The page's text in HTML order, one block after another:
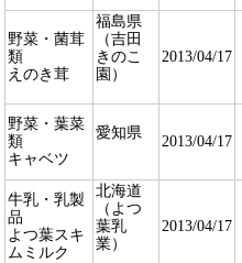
野菜・菌茸
類
えのき茸
福島県
（吉田
きのこ
園）
2013/04/17
野菜・葉菜
類
キャベツ
愛知県
2013/04/17
牛乳・乳製
品
よつ葉スキ
ムミルク
北海道
（よつ
葉乳
業）
2013/04/17